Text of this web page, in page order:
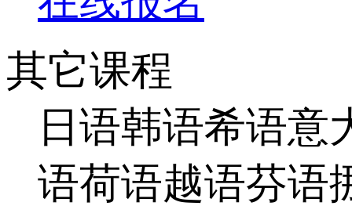
其它课程
日语韩语希语意
语荷语越语芬语